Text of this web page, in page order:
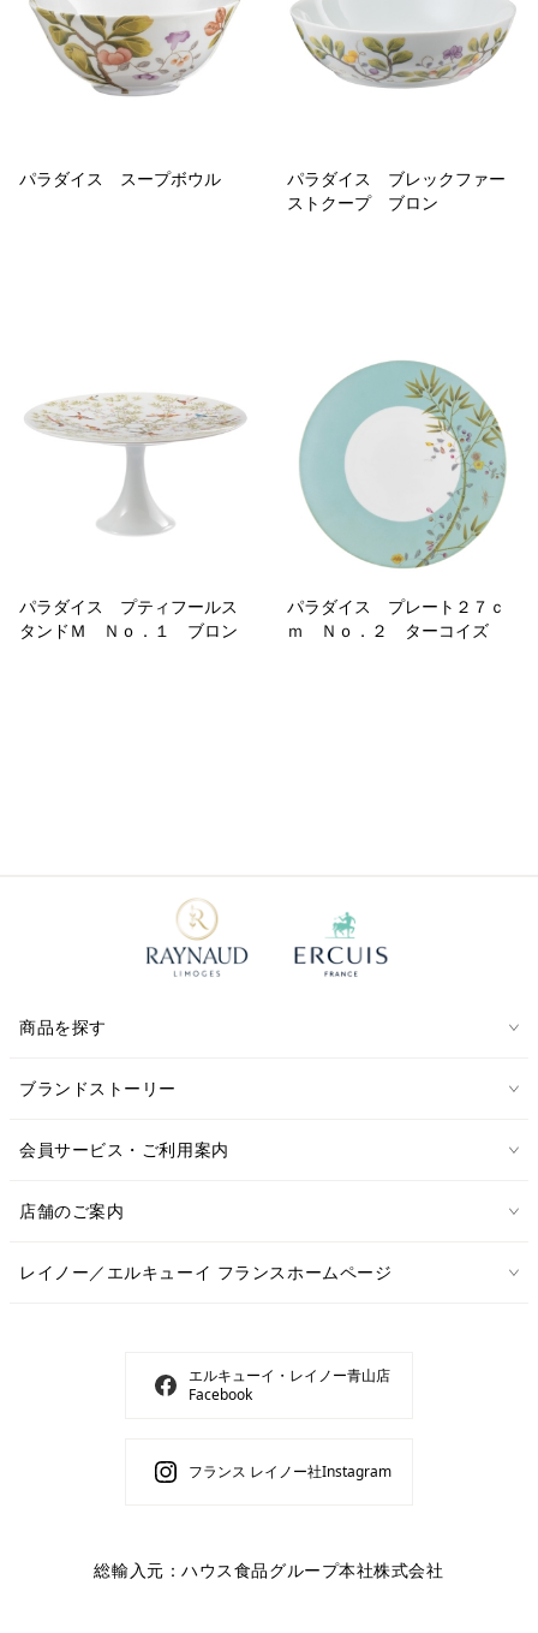
パラダイス スープボウル
パラダイス ブレックファー
ストクープ ブロン
パラダイス プティフールス
タンドＭ Ｎｏ．１ ブロン
パラダイス プレート２７ｃ
ｍ Ｎｏ．２ ターコイズ
商品を探す
ブランドストーリー
会員サービス・ご利用案内
店舗のご案内
レイノー／エルキューイ フランスホームページ
エルキューイ・レイノー青山店
Facebook
フランス レイノー社Instagram
総輸入元：ハウス食品グループ本社株式会社